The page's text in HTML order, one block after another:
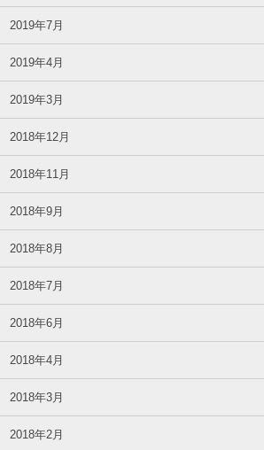
2019年7月
2019年4月
2019年3月
2018年12月
2018年11月
2018年9月
2018年8月
2018年7月
2018年6月
2018年4月
2018年3月
2018年2月